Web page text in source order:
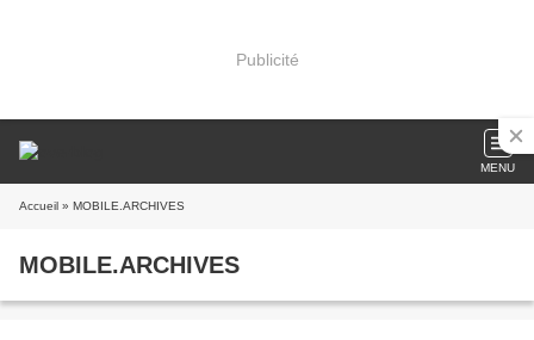
Publicité
MENU
Accueil » MOBILE.ARCHIVES
MOBILE.ARCHIVES